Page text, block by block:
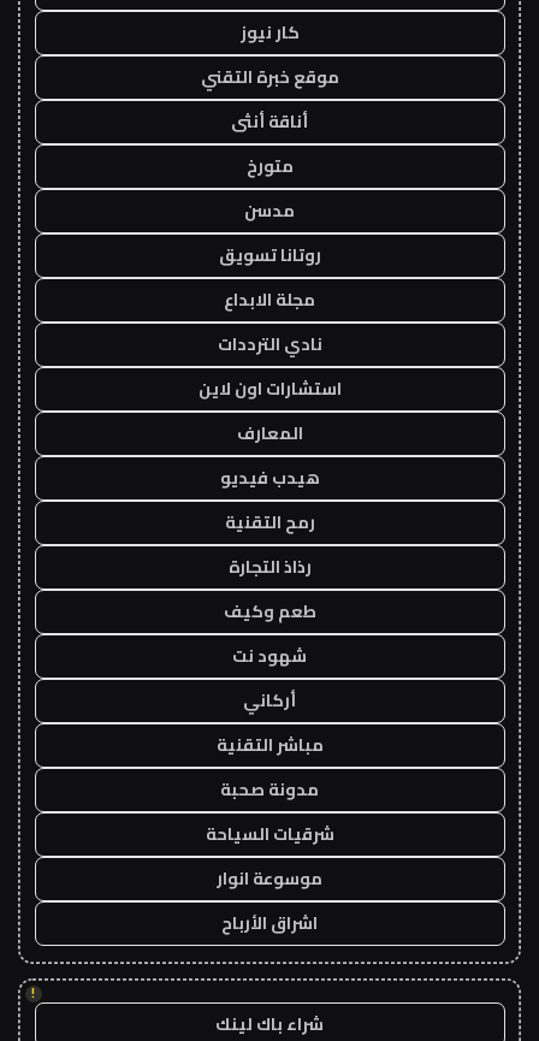
كار نيوز
موقع خبرة التقني
أناقة أنثى
متورخ
مدسن
روتانا تسويق
مجلة الابداع
نادي الترددات
استشارات اون لاين
المعارف
هيدب فيديو
رمح التقنية
رذاذ التجارة
طعم وكيف
شهود نت
أركاني
مباشر التقنية
مدونة صحبة
شرقيات السياحة
موسوعة انوار
اشراق الأرباح
!
شراء باك لينك